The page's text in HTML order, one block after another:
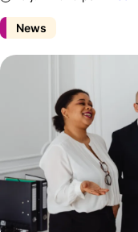
News